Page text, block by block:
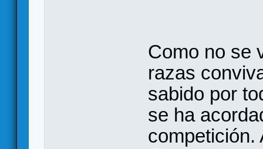
Como no se
razas
sabido por
se ha
competición.